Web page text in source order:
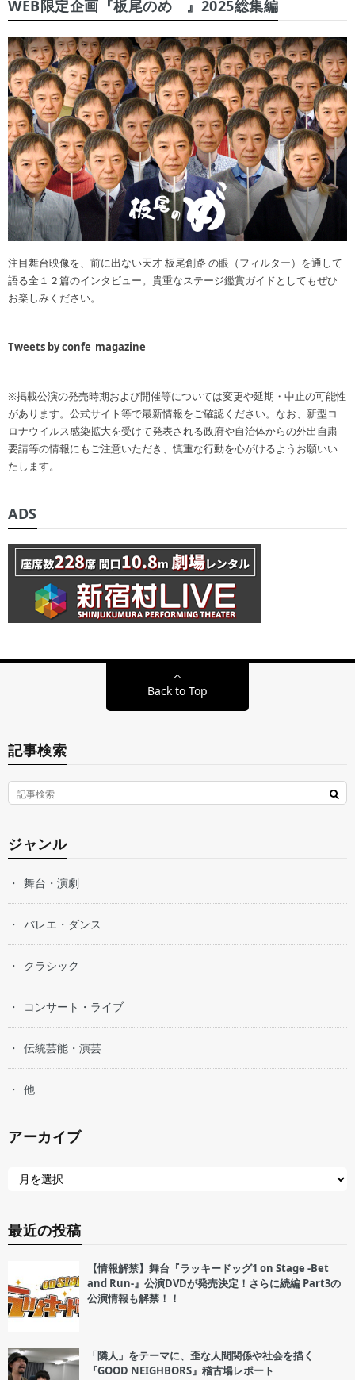
WEB限定企画『板尾のめ゙』2025総集編
注目舞台映像を、前に出ない天才 板尾創路 の眼（フィルター）を通して
語る全１２篇のインタビュー。貴重なステージ鑑賞ガイドとしてもぜひ
お楽しみください。
Tweets by confe_magazine
※掲載公演の発売時期および開催等については変更や延期・中止の可能性
があります。公式サイト等で最新情報をご確認ください。なお、新型コ
ロナウイルス感染拡大を受けて発表される政府や自治体からの外出自粛
要請等の情報にもご注意いただき、慎重な行動を心がけるようお願いい
たします。
ADS
Back to Top
記事検索
ジャンル
舞台・演劇
バレエ・ダンス
クラシック
コンサート・ライブ
伝統芸能・演芸
他
アーカイブ
最近の投稿
【情報解禁】舞台『ラッキードッグ1 on Stage -Bet
and Run-』公演DVDが発売決定！さらに続編 Part3の
公演情報も解禁！！
「隣人」をテーマに、歪な人間関係や社会を描く
『GOOD NEIGHBORS』稽古場レポート